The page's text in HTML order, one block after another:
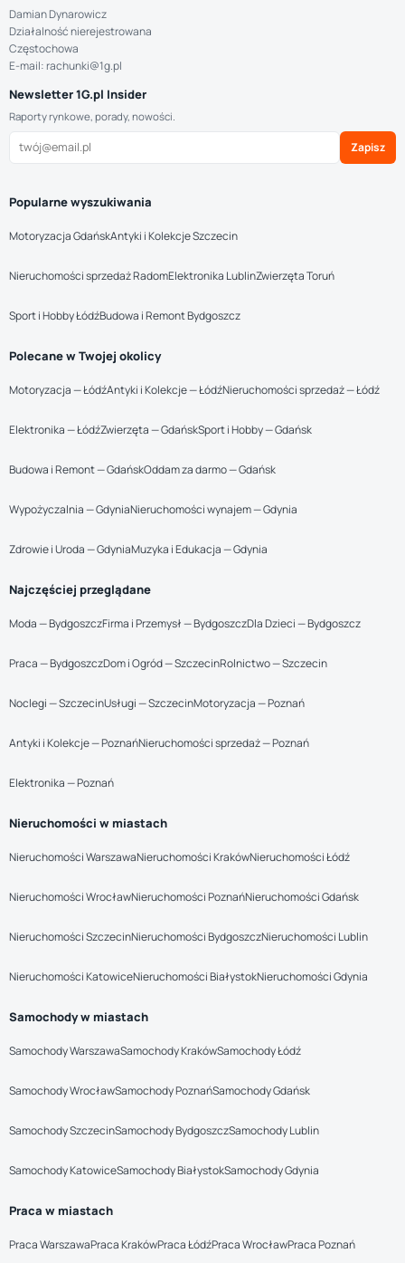
Damian Dynarowicz
Działalność nierejestrowana
Częstochowa
E-mail: rachunki@1g.pl
Newsletter 1G.pl Insider
Raporty rynkowe, porady, nowości.
Zapisz
Popularne wyszukiwania
Motoryzacja GdańskAntyki i Kolekcje Szczecin
Nieruchomości sprzedaż RadomElektronika LublinZwierzęta Toruń
Sport i Hobby ŁódźBudowa i Remont Bydgoszcz
Polecane w Twojej okolicy
Motoryzacja — ŁódźAntyki i Kolekcje — ŁódźNieruchomości sprzedaż — Łódź
Elektronika — ŁódźZwierzęta — GdańskSport i Hobby — Gdańsk
Budowa i Remont — GdańskOddam za darmo — Gdańsk
Wypożyczalnia — GdyniaNieruchomości wynajem — Gdynia
Zdrowie i Uroda — GdyniaMuzyka i Edukacja — Gdynia
Najczęściej przeglądane
Moda — BydgoszczFirma i Przemysł — BydgoszczDla Dzieci — Bydgoszcz
Praca — BydgoszczDom i Ogród — SzczecinRolnictwo — Szczecin
Noclegi — SzczecinUsługi — SzczecinMotoryzacja — Poznań
Antyki i Kolekcje — PoznańNieruchomości sprzedaż — Poznań
Elektronika — Poznań
Nieruchomości w miastach
Nieruchomości WarszawaNieruchomości KrakówNieruchomości Łódź
Nieruchomości WrocławNieruchomości PoznańNieruchomości Gdańsk
Nieruchomości SzczecinNieruchomości BydgoszczNieruchomości Lublin
Nieruchomości KatowiceNieruchomości BiałystokNieruchomości Gdynia
Samochody w miastach
Samochody WarszawaSamochody KrakówSamochody Łódź
Samochody WrocławSamochody PoznańSamochody Gdańsk
Samochody SzczecinSamochody BydgoszczSamochody Lublin
Samochody KatowiceSamochody BiałystokSamochody Gdynia
Praca w miastach
Praca WarszawaPraca KrakówPraca ŁódźPraca WrocławPraca Poznań